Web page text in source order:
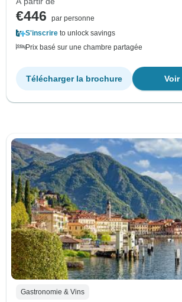
€446
par personne
S'inscrire to unlock savings
Prix basé sur une chambre partagée
Télécharger la brochure
Gastronomie & Vins